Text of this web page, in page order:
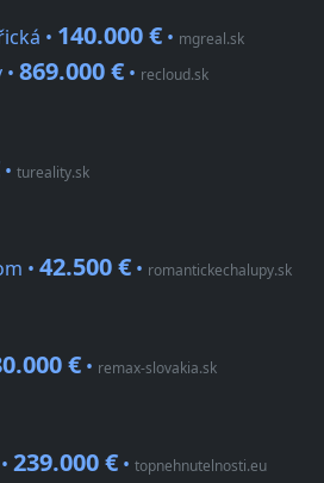
• 140.000 € • mgreal.sk
869.000 € • recloud.sk
• tureality.sk
• 42.500 € • romantickechalupy.sk
€ • remax-slovakia.sk
239.000 € • topnehnutelnosti.eu